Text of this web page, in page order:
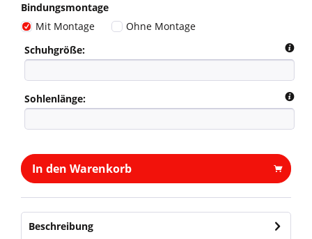
Bindungsmontage
Mit Montage
Ohne Montage
Schuhgröße:
Sohlenlänge:
In den Warenkorb
Beschreibung